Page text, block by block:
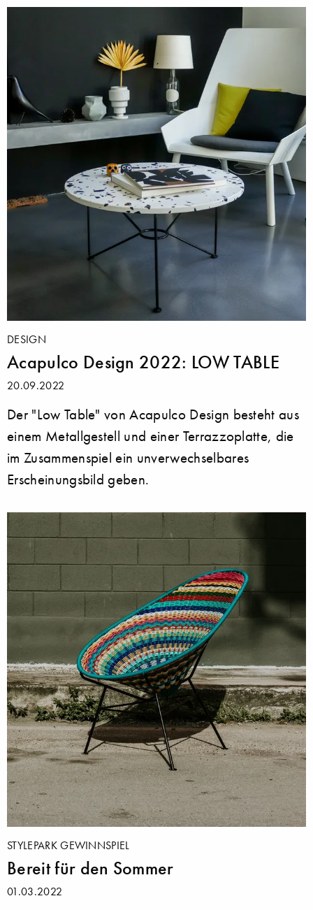
DESIGN
Acapulco Design 2022: LOW TABLE
20.09.2022
Der "Low Table" von Acapulco Design besteht aus
einem Metallgestell und einer Terrazzoplatte, die
im Zusammenspiel ein unverwechselbares
Erscheinungsbild geben.
STYLEPARK GEWINNSPIEL
Bereit für den Sommer
01.03.2022